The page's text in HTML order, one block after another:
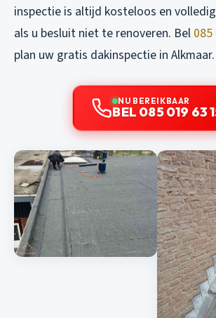
inspectie is altijd kosteloos en
als u besluit niet te renoveren. Bel
plan uw gratis dakinspectie in Alkmaar.
NU BEREIKBAAR
BEL 085 019 63